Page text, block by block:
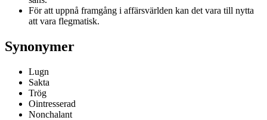
För att uppnå framgång i affärsvärlden kan det vara till nytta
att vara flegmatisk.
Synonymer
Lugn
Sakta
Trög
Ointresserad
Nonchalant